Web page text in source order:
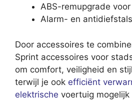
ABS-remupgrade
Alarm- en
Door accessoires te
Sprint accessoires voor
om comfort, veiligheid en
terwijl je ook efficiënt
elektrische voertuig mogelijk